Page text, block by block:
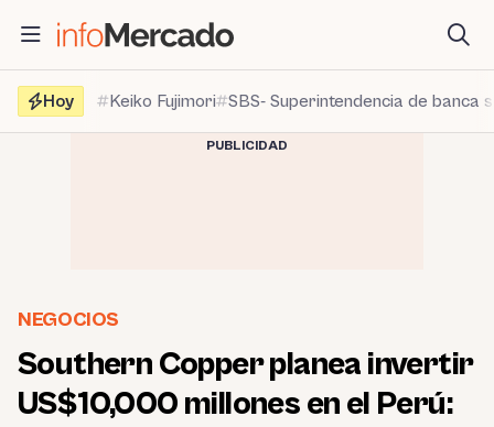
contenido
Hoy
Keiko Fujimori SBS- Superintendencia de banca
PUBLICIDAD
NEGOCIOS
Southern Copper planea invertir
US$10,000 millones en el Perú: